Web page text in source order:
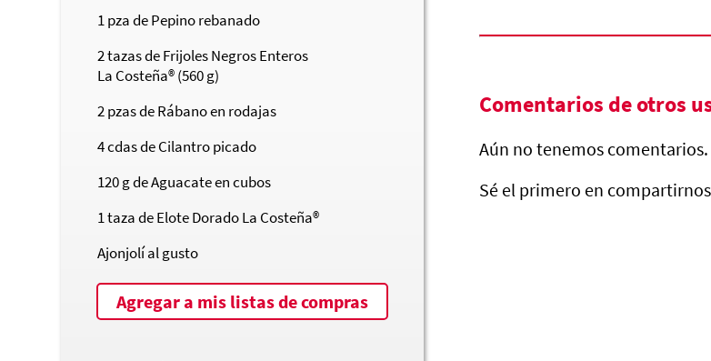
1pza de Pepino rebanado
2tazas de Frijoles Negros Enteros
La Costeña®(560 g)
2pzas de Rábano en rodajas
4cdas de Cilantro picado
120g de Aguacate en cubos
1taza de Elote DoradoLa Costeña®
Ajonjolí al gusto
Agregar a mis listas de compras
Comentarios de otros
Aún no tenemos comentarios.
Sé el primero en